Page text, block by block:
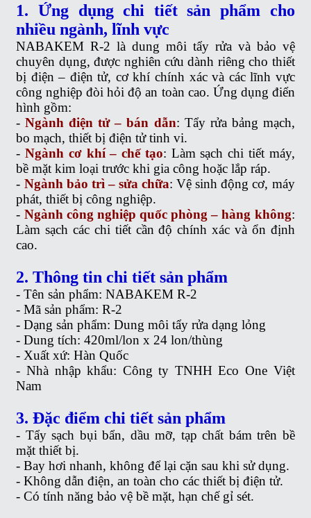
1. Ứng dụng chi tiết sản phẩm cho
nhiều ngành, lĩnh vực
NABAKEM R-2 là dung môi tẩy rửa và bảo vệ
chuyên dụng, được nghiên cứu dành riêng cho thiết
bị điện – điện tử, cơ khí chính xác và các lĩnh vực
công nghiệp đòi hỏi độ an toàn cao. Ứng dụng điển
hình gồm:
-Ngành điện tử – bán dẫn: Tẩy rửa bảng mạch,
bo mạch, thiết bị điện tử tinh vi.
-Ngành cơ khí – chế tạo: Làm sạch chi tiết máy,
bề mặt kim loại trước khi gia công hoặc lắp ráp.
- Ngành bảo trì – sửa chữa: Vệ sinh động cơ, máy
phát, thiết bị công nghiệp.
- Ngành công nghiệp quốc phòng – hàng không:
Làm sạch các chi tiết cần độ chính xác và ổn định
cao.
2. Thông tin chi tiết sản phẩm
- Tên sản phẩm: NABAKEM R-2
- Mã sản phẩm: R-2
- Dạng sản phẩm: Dung môi tẩy rửa dạng lỏng
- Dung tích: 420ml/lon x 24 lon/thùng
- Xuất xứ: Hàn Quốc
- Nhà nhập khẩu: Công ty TNHH Eco One Việt
Nam
3. Đặc điểm chi tiết sản phẩm
- Tẩy sạch bụi bẩn, dầu mỡ, tạp chất bám trên bề
mặt thiết bị.
- Bay hơi nhanh, không để lại cặn sau khi sử dụng.
- Không dẫn điện, an toàn cho các thiết bị điện tử.
- Có tính năng bảo vệ bề mặt, hạn chế gỉ sét.